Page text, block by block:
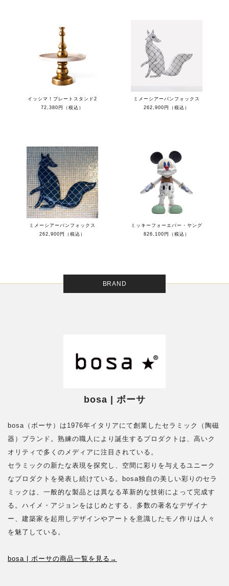
イッシマ！プレートスタンド2
72,380円（税込）
ミメーシアーバンフォックス
262,900円（税込）
ミメーシアーバンフォックス
262,900円（税込）
ミッキーフォーエバー・ヤング
826,100円（税込）
BRAND
bosa | ボーサ
bosa（ボーサ）は1976年イタリアにて創業したセラミック（陶磁
器）ブランド。熟練の職人により誕生するプロダクトは、高いク
オリティで多くのメディアに注目されている。
セラミックの新たな表現を探究し、空間に彩りを与えるユニーク
なプロダクトを発表し続けている。bosa独自の美しい彩りのセラ
ミックは、一般的な製品とは異なる革新的な技術によって完成す
る。ハイメ・アジョンをはじめとする、多数の著名なデザイナ
ー、建築家を起用しデザインやアートを意識したモノ作りは人々
を魅了している。
bosa | ボーサの商品一覧を見る→